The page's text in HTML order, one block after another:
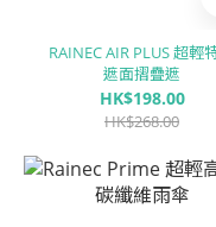
RAINEC AIR PLUS 超輕
遮面摺疊遮
HK$198.00
HK$268.00